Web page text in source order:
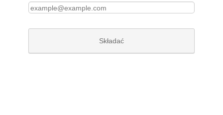
Wiadomość e-mail z potwierdzeniem
Składać